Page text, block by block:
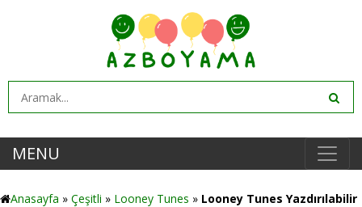
MENU
Anasayfa » Çeşitli » Looney Tunes » Looney Tunes Yazdırılabilir